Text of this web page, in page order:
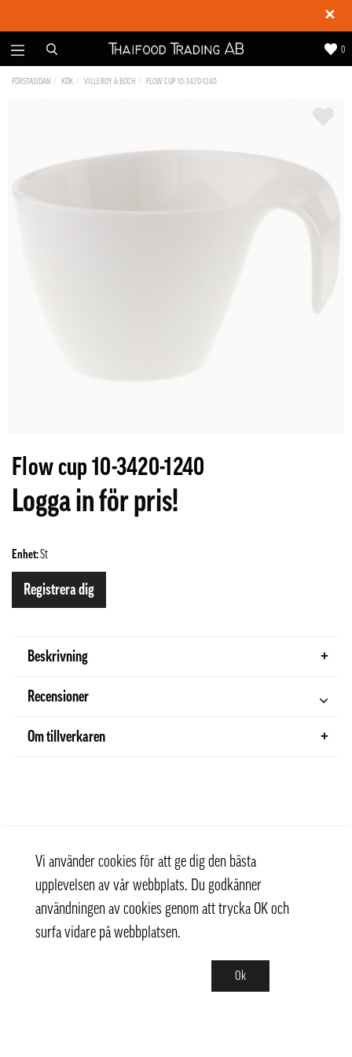
✕
0
FÖRSTASIDAN KÖK VILLEROY & BOCH FLOW CUP 10-3420-1240
Flow cup 10-3420-1240
Logga in för pris!
Enhet:St
Registrera dig
Beskrivning
Recensioner
Om tillverkaren
Vi använder cookies för att ge dig den bästa
upplevelsen av vår webbplats. Du godkänner
användningen av cookies genom att trycka OK och
surfa vidare på webbplatsen.
Ok